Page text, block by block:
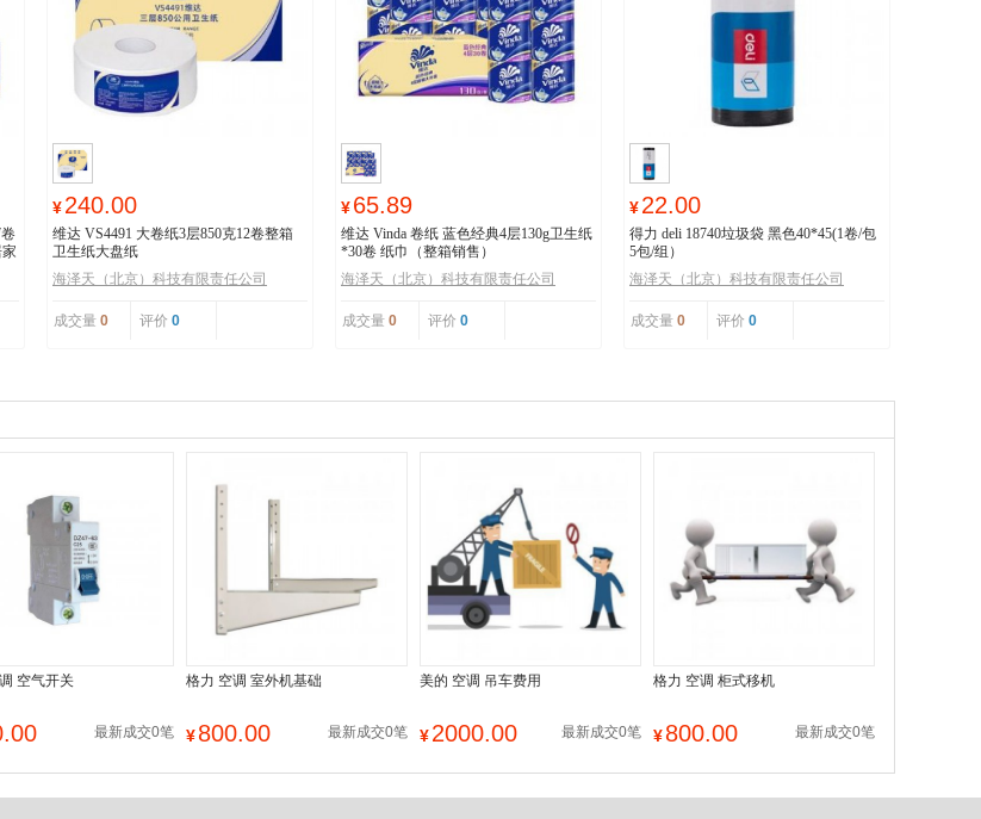
¥240.00
维达 VS4491 大卷纸3层850克12卷整箱
卫生纸大盘纸
海泽天（北京）科技有限责任公司
成交量 0 评价 0
¥65.89
维达 Vinda 卷纸 蓝色经典4层130g卫生纸
*30卷 纸巾（整箱销售）
海泽天（北京）科技有限责任公司
成交量 0 评价 0
¥22.00
得力 deli 18740垃圾袋 黑色40*45(1卷/包
5包/组）
海泽天（北京）科技有限责任公司
成交量 0 评价 0
空气开关
最新成交0笔
格力 空调 室外机基础
¥800.00 最新成交0笔
美的 空调 吊车费用
¥2000.00 最新成交0笔
格力 空调 柜式移机
¥800.00 最新成交0笔